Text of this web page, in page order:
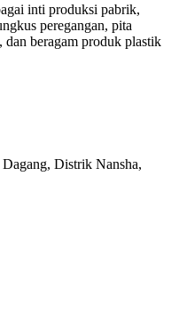
inti produksi pabrik,
peregangan, pita
beragam produk plastik
Distrik Nansha,